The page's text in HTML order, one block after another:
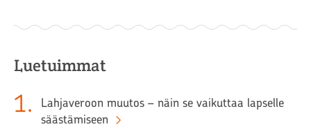
Luetuimmat
1.
Lahjaveroon muutos – näin se vaikuttaa lapselle
säästämiseen